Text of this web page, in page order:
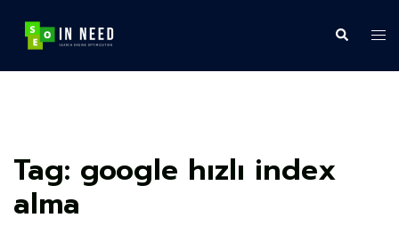
content
Search
Tag: google hızlı index
alma